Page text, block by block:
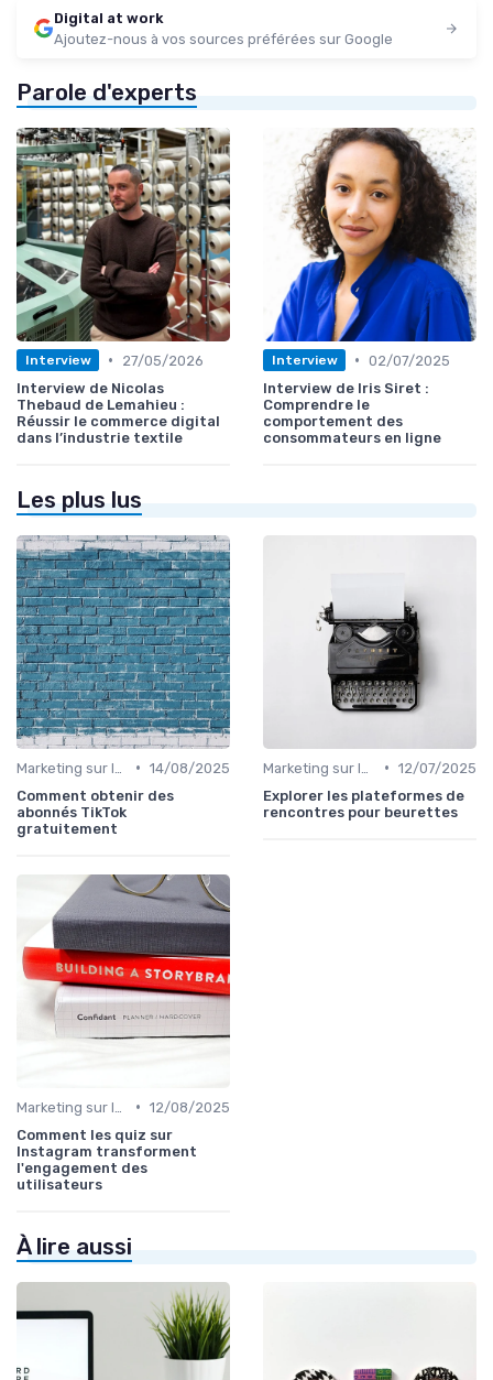
Digital at work
Ajoutez-nous à vos sources préférées sur Google
Parole d'experts
Interview •
27/05/2026
Interview de Nicolas
Thebaud de Lemahieu :
Réussir le commerce digital
dans l’industrie textile
Interview • 02/07/2025
Interview de Iris Siret :
Comprendre le
comportement des
consommateurs en ligne
Les plus lus
• 14/08/2025
Comment obtenir des
abonnés TikTok
gratuitement
• 12/07/2025
Explorer les plateformes de
rencontres pour beurettes
• 12/08/2025
Comment les quiz sur
Instagram transforment
l'engagement des
utilisateurs
À lire aussi